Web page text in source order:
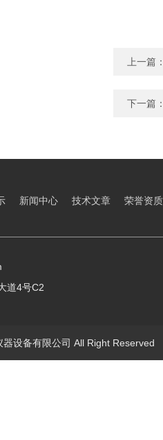
上一篇
下一篇
新闻中心 技术文章 荣誉资质
道4号C2
器设备有限公司 All Right